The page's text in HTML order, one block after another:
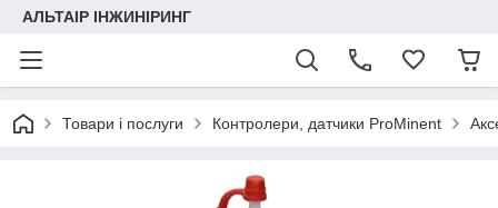
АЛЬТАІР ІНЖИНІРИНГ
Товари і послуги Контролери, датчики ProMinent